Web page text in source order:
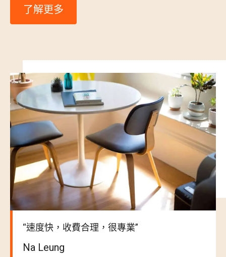
了解更多
“速度快，收費合理，很專業”
Na Leung